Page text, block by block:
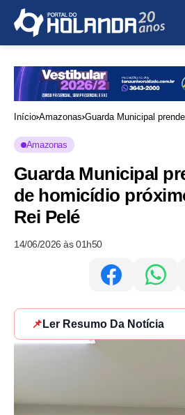
Início Amazonas Guarda Municipal
Amazonas
Guarda Municipal
de homicídio
Rei Pelé
14/06/2026 às 01h50
📌 Ler Resumo Da Notícia